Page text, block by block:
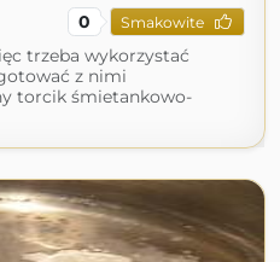
0 Smakowite
trzeba wykorzystać
z nimi
torcik śmietankowo-